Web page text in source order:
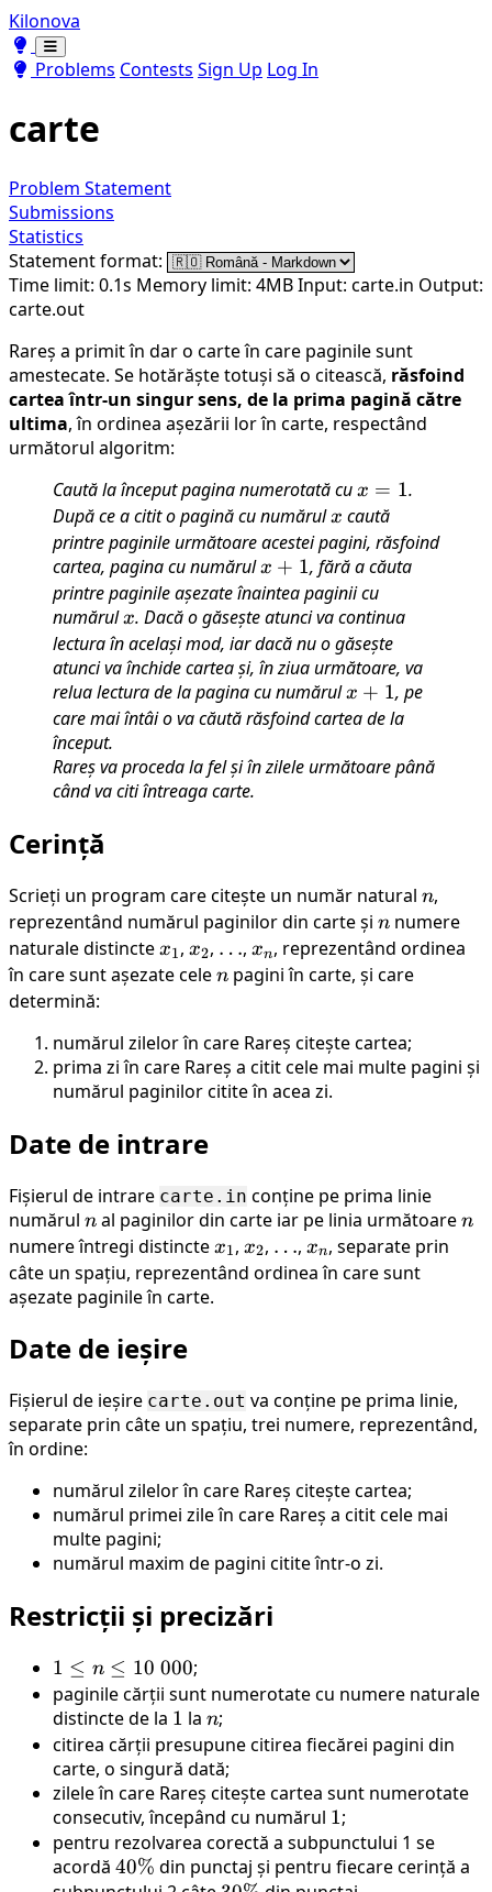
Kilonova
Toggle theme
Toggle theme
Problems Contests Sign Up Log In
carte
Problem Statement
Submissions
Statistics
Statement format:
Time limit: 0.1s Memory limit: 4MBInput: carte.in Output:
carte.out
Rareș a primit în dar o carte în care paginile sunt
amestecate. Se hotărăște totuși să o citească, răsfoind
cartea într-un singur sens, de la prima pagină către
ultima, în ordinea așezării lor în carte, respectând
următorul algoritm:
Caută la început pagina numerotată cux=1
x = 1.
După ce a citit o pagină cu numărulx
x caută
printre paginile următoare acestei pagini, răsfoind
cartea, pagina cu numărulx+1
x + 1, fără a căuta
printre paginile așezate înaintea paginii cu
numărulx
x. Dacă o găsește atunci va continua
lectura în același mod, iar dacă nu o găsește
atunci va închide cartea și, în ziua următoare, va
relua lectura de la pagina cu numărulx+1
x + 1, pe
care mai întâi o va căută răsfoind cartea de la
început.
Rareș va proceda la fel și în zilele următoare până
când va citi întreaga carte.
Cerință
Scrieți un program care citește un număr natural n
n,
reprezentând numărul paginilor din carte și n
n numere
naturale distinctex_1
x1, x_2
x2, \dots
…, x_n
xn, reprezentând ordinea
în care sunt așezate celen
n pagini în carte, și care
determină:
numărul zilelor în care Rareș citește cartea;
prima zi în care Rareș a citit cele mai multe pagini și
numărul paginilor citite în acea zi.
Date de intrare
Fișierul de intrare carte.in conține pe prima linie
numărul n
n al paginilor din carte iar pe linia următoaren
n
numere întregi distinctex_1
x1, x_2
x2, \dots
…, x_n
xn, separate prin
câte un spațiu, reprezentând ordinea în care sunt
așezate paginile în carte.
Date de ieșire
Fișierul de ieșire carte.out va conține pe prima linie,
separate prin câte un spațiu, trei numere, reprezentând,
în ordine:
numărul zilelor în care Rareș citește cartea;
numărul primei zile în care Rareș a citit cele mai
multe pagini;
numărul maxim de pagini citite într-o zi.
Restricții și precizări
1
\leq
n
\leq
10
\
000
1 ≤ n ≤ 10 000;
paginile cărții sunt numerotate cu numere naturale
distincte de la 1
1 la n
n;
citirea cărții presupune citirea fiecărei pagini din
carte, o singură dată;
zilele în care Rareș citește cartea sunt numerotate
consecutiv, începând cu numărul 1
1;
pentru rezolvarea corectă a subpunctului 1 se
acordă 40\%
40% din punctaj și pentru fiecare cerință a